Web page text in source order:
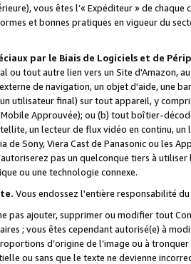
vous êtes l’« Expéditeur » de
et bonnes pratiques en vigueur du
par le Biais de Logiciels et de
ou tout autre lien vers un Site d'Amazon,
de navigation, un objet d'aide, une
utilisateur final) sur tout appareil, y
Approuvée); ou (b) tout boîtier-
un lecteur de flux vidéo en continu,
de Sony, Viera Cast de Panasonic ou les
pas un quelconque tiers à
ou une technologie connexe.
Vous endossez l'entière responsabilité
pas ajouter, supprimer ou modifier tout
; vous êtes cependant autorisé(e) à
d’origine de l’image ou à
ou sans que le texte ne devienne